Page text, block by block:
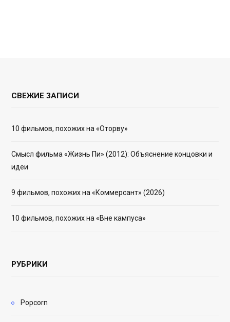
СВЕЖИЕ ЗАПИСИ
10 фильмов, похожих на «Оторву»
Смысл фильма «Жизнь Пи» (2012): Объяснение концовки и
идеи
9 фильмов, похожих на «Коммерсант» (2026)
10 фильмов, похожих на «Вне кампуса»
РУБРИКИ
Popcorn